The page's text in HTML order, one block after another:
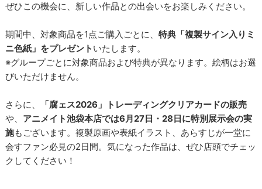
ぜひこの機会に、新しい作品との出会いをお楽しみください。
期間中、対象商品を1点ご購入ごとに、特典「複製サイン入りミ
ニ色紙」をプレゼント いたします。
※グループごとに対象商品および特典が異なります。絵柄はお選
びいただけません。
さらに、
「腐ェス2026」トレーディングクリアカードの販売
や、 アニメイト池袋本店では6月27日・28日に特別展示会の実
施もございます。複製原画や表紙イラスト、あらすじが一堂に
会すファン必見の2日間。気になった作品は、ぜひ店頭でチェッ
クしてください！